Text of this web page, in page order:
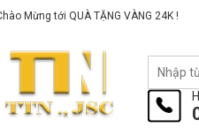
Mừng tới QUÀ TẶNG VÀNG 24K !